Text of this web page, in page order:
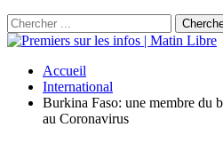
Accueil
International
Burkina Faso: une membre du
au Coronavirus